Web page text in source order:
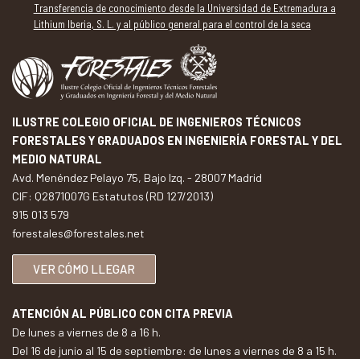
Transferencia de conocimiento desde la Universidad de Extremadura a
Lithium Iberia, S. L. y al público general para el control de la seca
ILUSTRE COLEGIO OFICIAL DE INGENIEROS TÉCNICOS
FORESTALES Y GRADUADOS EN INGENIERÍA FORESTAL Y DEL
MEDIO NATURAL
Avd. Menéndez Pelayo 75, Bajo Izq. - 28007 Madrid
CIF: Q2871007G Estatutos (RD 127/2013)
915 013 579
forestales@forestales.net
VER CÓMO LLEGAR
ATENCIÓN AL PÚBLICO CON CITA PREVIA
De lunes a viernes de 8 a 16 h.
Del 16 de junio al 15 de septiembre: de lunes a viernes de 8 a 15 h.